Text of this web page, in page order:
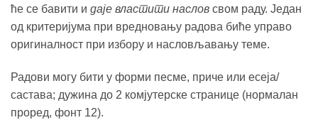
ће се бавити и даје властити наслов свом раду. Један
од критеријума при вредновању радова биће управо
оригиналност при избору и насловљавању теме.
Радови могу бити у форми песме, приче или есеја/
састава; дужина до 2 комјутерске странице (нормалан
проред, фонт 12).